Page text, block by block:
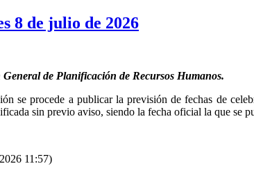
8 de julio de 2026
de Planificación de Recursos Humanos.
se procede a publicar la previsión de fechas de
sin previo aviso, siendo la fecha oficial la que se
11:57)